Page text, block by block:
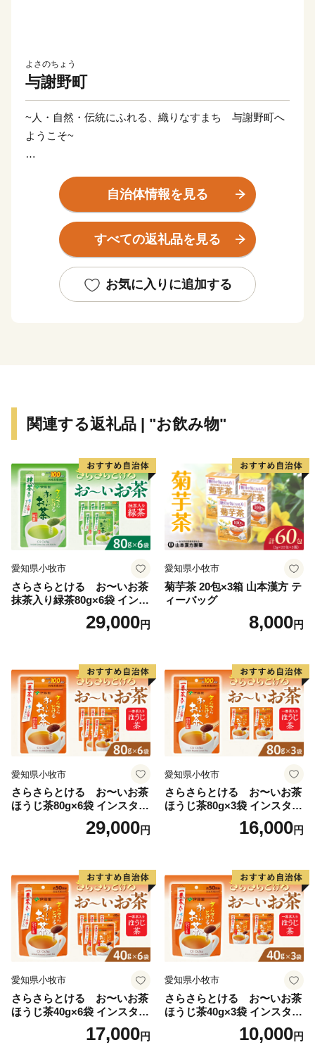
よさのちょう
与謝野町
~人・自然・伝統にふれる、織りなすまち 与謝野町へ
ようこそ~
る野田川。そして、日本三景「天橋立」を望む阿蘇海。
与謝野町は、水と緑と空の自然に恵まれた美しい町で
し生まれた与謝野町は、総面積108.38km2に、約２万２
千人が暮らしており、南北約20km の間に街並みや集落
この美しい環境の中、織物産業や農業の技術を長年に
き上げ、伝統の中に現代の新しい風を吹き込むことで、
現代のものづくりとして伝統を脈々と受け継いでいま
す。
ものづくりのまちとして、今日までの文化と伝統を紡
ぎ織りなしてきた名産「丹後ちりめん」、農業分野にお
謝野町の誇りの結晶です。これら高品質で安心・安全な
価値をお届けすることで、遠くにいても与謝野町の「い
っています。
与謝野町では、平成30年度より９年間のまちづくりを
行う総合的計画の指針として、まちの未来像を「人・自
然・伝統 与謝野で織りなす新たな未来」としました。
住民と行政の協働によるまちづくりを基本理念に、自
分でできることは自分でする「自助」、地域でできるこ
とは地域でする「共助」、企業・事業所の地域貢献であ
る「商助」、そして行政が行う「公助」。これらそれぞ
れの「助」が補完し合う、地域全体による協働（総働）
のまちづくりに与謝野町は取り組んでいます。
■ 与謝野町ふるさと納税特典（返礼品）について
―――――――――――――――――――――――――
※長期不在等による特典未受領の場合、特典を再度送付
することはできません。確実にお受け取りいただくよう
お願いします。
※与謝野町にお住まいの方からのご寄附の場合は、特典
を送付することができません。ご了承ください。
自治体情報を見る
すべての返礼品を見る
お気に入りに追加する
関連する返礼品 | "お飲み物"
愛知県小牧市
さらさらとける お〜いお茶
抹茶入り緑茶80g×6袋 インス
タント緑茶 粉末緑茶 粉末茶
おーいお茶 粉末緑茶29,000円
愛知県小牧市
菊芋茶 20包×3箱 山本漢方 テ
ィーバッグ
8,000円
愛知県小牧市
さらさらとける お〜いお茶
ほうじ茶80g×6袋 インスタン
トほうじ茶 粉末ほうじ茶 粉
末茶 おーいお茶 粉末緑茶
29,000円
愛知県小牧市
さらさらとける お〜いお茶
ほうじ茶80g×3袋 インスタン
トほうじ茶 粉末ほうじ茶 粉
末茶 おーいお茶 粉末緑茶
16,000円
愛知県小牧市
さらさらとける お〜いお茶
ほうじ茶40g×6袋 インスタン
トほうじ茶 粉末ほうじ茶 粉
末茶 おーいお茶 粉末緑茶
17,000円
愛知県小牧市
さらさらとける お〜いお茶
ほうじ茶40g×3袋 インスタン
トほうじ茶 粉末ほうじ茶 粉
末茶 おーいお茶 粉末緑茶
10,000円